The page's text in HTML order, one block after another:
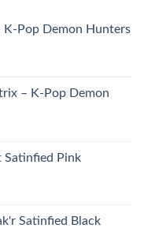
Pop Demon Hunters
– K-Pop Demon
Satinfied Pink
Satinfied Black